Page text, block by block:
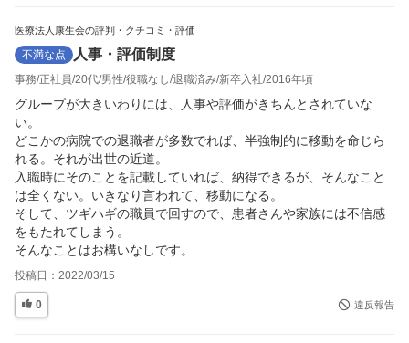
医療法人康生会の評判・クチコミ・評価
不満な点 人事・評価制度
事務 正社員 20代 男性 役職なし 退職済み 新卒入社 2016年頃
グループが大きいわりには、人事や評価がきちんとされていな
い。
どこかの病院での退職者が多数でれば、半強制的に移動を命じら
れる。それが出世の近道。
入職時にそのことを記載していれば、納得できるが、そんなこと
は全くない。いきなり言われて、移動になる。
そして、ツギハギの職員で回すので、患者さんや家族には不信感
をもたれてしまう。
そんなことはお構いなしです。
投稿日： 2022/03/15
0 違反報告